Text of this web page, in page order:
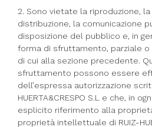
2. Sono vietate la riproduzione,
distribuzione, la comunicazione
disposizione del pubblico e, in
forma di sfruttamento, parziale
di cui alla sezione precedente.
sfruttamento possono essere
dell’espressa autorizzazione
HUERTA&CRESPO S.L e che, in
esplicito riferimento alla
proprietà intellettuale di RUIZ-